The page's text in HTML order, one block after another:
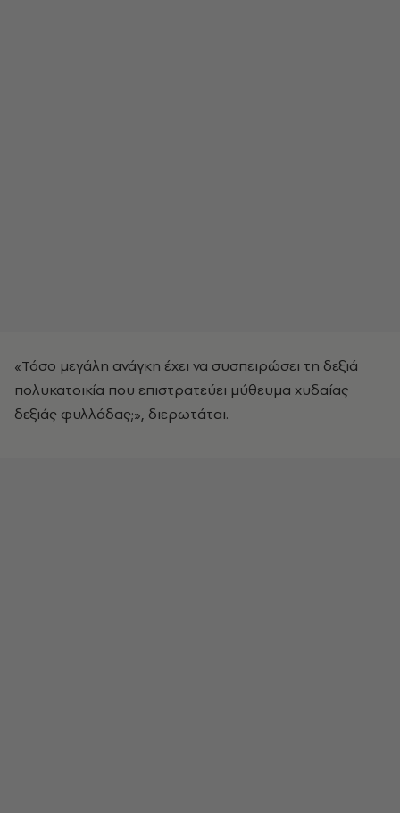
«Τόσο μεγάλη ανάγκη έχει να συσπειρώσει τη δεξιά
πολυκατοικία που επιστρατεύει μύθευμα χυδαίας
δεξιάς φυλλάδας;», διερωτάται.